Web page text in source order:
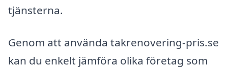
tjänsterna.
Genom att använda takrenovering-pris.se
kan du enkelt jämföra olika företag som